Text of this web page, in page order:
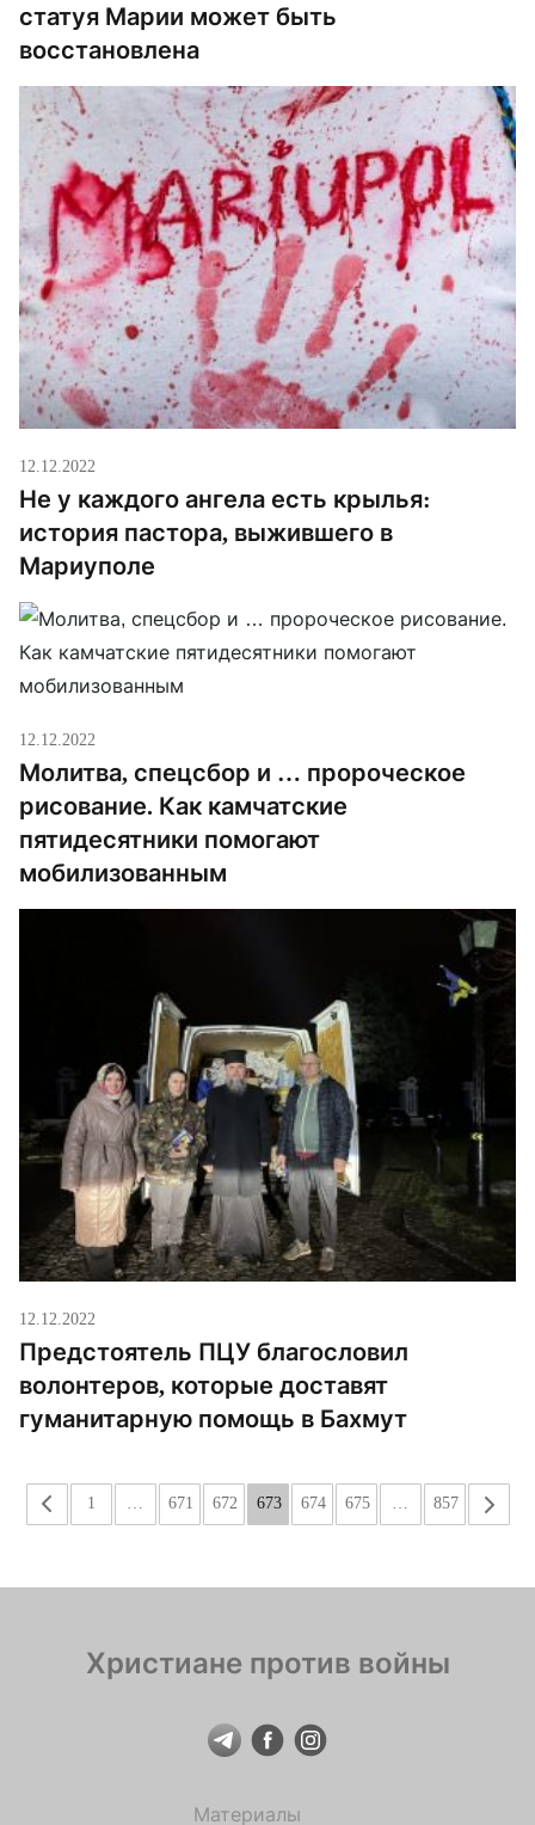
статуя Марии может быть
восстановлена
12.12.2022
Не у каждого ангела есть крылья:
история пастора, выжившего в
Мариуполе
12.12.2022
Молитва, спецсбор и … пророческое
рисование. Как камчатские
пятидесятники помогают
мобилизованным
12.12.2022
Предстоятель ПЦУ благословил
волонтеров, которые доставят
гуманитарную помощь в Бахмут
« 1 671 672 673 674 675 857 »
Христиане против войны
Материалы